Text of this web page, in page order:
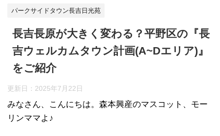
パークサイドタウン長吉日光苑
長吉長原が大きく変わる？平野区の『長
吉ウェルカムタウン計画(A~Dエリア)』
をご紹介
更新日： 2025年7月22日
みなさん、こんにちは。森本興産のマスコット、モー
リンママよ♪